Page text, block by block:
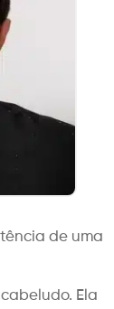
de uma
Ela